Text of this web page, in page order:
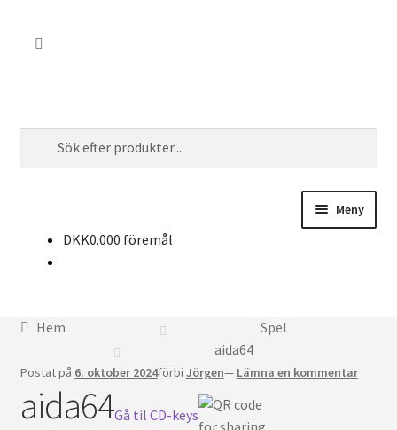
till
till
Meny
Svenska
DKK0.000 föremål
Hem
Spel
aida64
Postat på 6. oktober 2024förbi Jörgen— Lämna en kommentar
aida64Gå til CD-keys